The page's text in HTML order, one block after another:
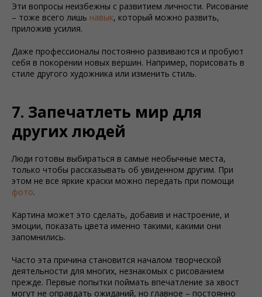
Эти вопросы неизбежны с развитием личности. Рисование
– тоже всего лишь навык, который можно развить,
приложив усилия.
Даже профессионалы постоянно развиваются и пробуют
себя в покорении новых вершин. Например, порисовать в
стиле другого художника или изменить стиль.
7. Запечатлеть мир для
других людей
Люди готовы выбираться в самые необычные места,
только чтобы рассказывать об увиденном другим. При
этом не все яркие краски можно передать при помощи
фото.
Картина может это сделать, добавив и настроение, и
эмоции, показать цвета именно такими, какими они
запомнились.
Часто эта причина становится началом творческой
деятельности для многих, незнакомых с рисованием
прежде. Первые попытки поймать впечатление за хвост
могут не оправдать ожиданий, но главное – постоянно